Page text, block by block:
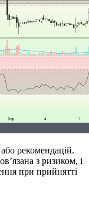
рекомендацій.
з ризиком, і
при прийнятті